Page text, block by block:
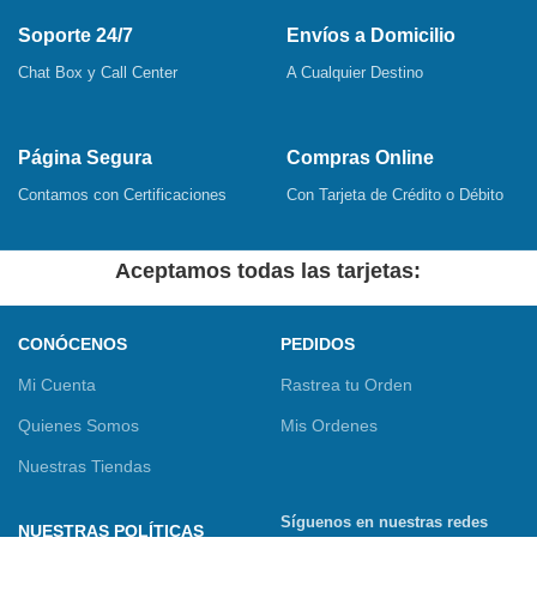
Soporte 24/7
Chat Box y Call Center
Envíos a Domicilio
A Cualquier Destino
Página Segura
Contamos con Certificaciones
Compras Online
Con Tarjeta de Crédito o Débito
Aceptamos todas las tarjetas:
CONÓCENOS
Mi Cuenta
Quienes Somos
Nuestras Tiendas
PEDIDOS
Rastrea tu Orden
Mis Ordenes
NUESTRAS POLÍTICAS
Síguenos en nuestras redes